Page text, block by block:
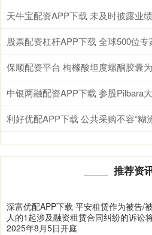
利好优配APP下载 公共采购不容“糊
推荐资
深富优配APP下载 平安租赁作为被告/
人的1起涉及融资租赁合同纠纷的诉讼
2025年8月5日开庭